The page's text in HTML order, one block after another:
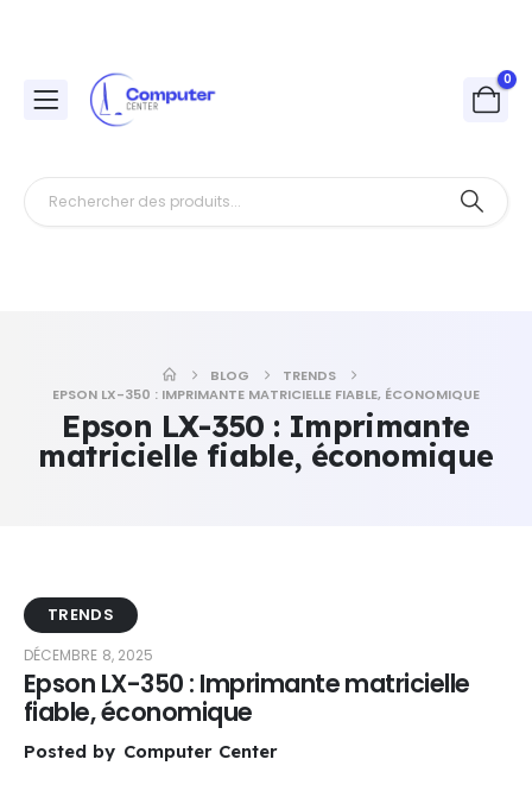
0
BLOG
TRENDS
EPSON LX-350 : IMPRIMANTE MATRICIELLE FIABLE, ÉCONOMIQUE
Epson LX-350 : Imprimante
matricielle fiable, économique
TRENDS
DÉCEMBRE 8, 2025
Epson LX-350 : Imprimante matricielle
fiable, économique
Posted by Computer Center